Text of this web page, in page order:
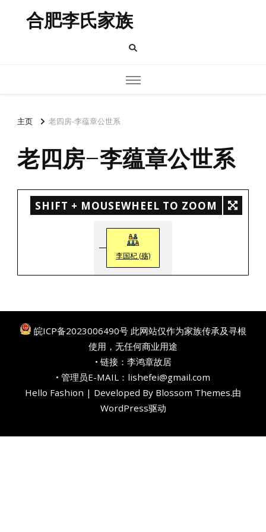
合肥李氏家族
主页 老四房-李蕴章公世系
老四房-李蕴章公世系
SHIFT + MOUSEWHEEL TO ZOOM
李国杞 (殇)
皖ICP备2023006490号 此网站仅作为家族传承及寻根
使用，无任何商业用途
• 链接： 李鸿章故居
• 管理员E-MAIL：lishefei@gmail.com
Hello Fashion | Developed By Blossom Themes.由
WordPress驱动